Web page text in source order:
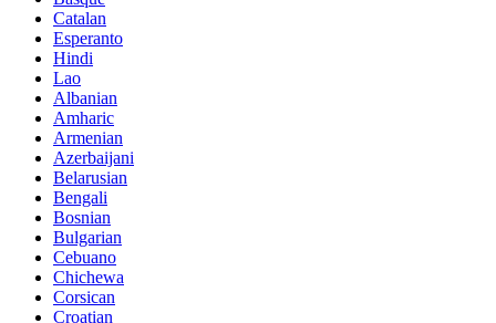
Catalan
Esperanto
Hindi
Lao
Albanian
Amharic
Armenian
Azerbaijani
Belarusian
Bengali
Bosnian
Bulgarian
Cebuano
Chichewa
Corsican
Croatian